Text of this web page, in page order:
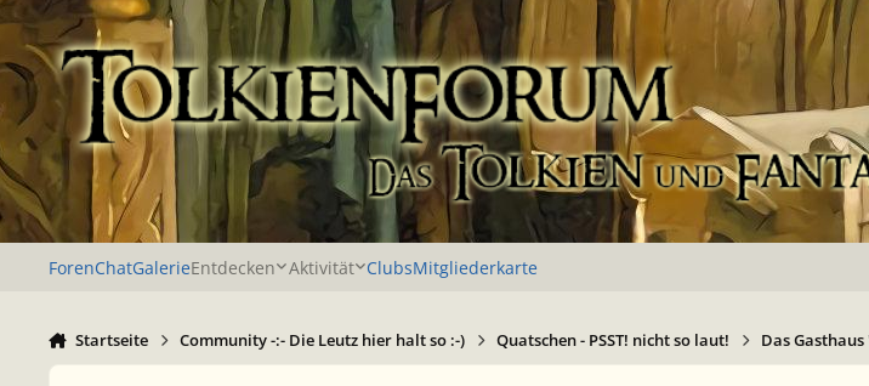
Zu Inhalt springen
ForenChatGalerieEntdecken Aktivität ClubsMitgliederkarte
Startseite Community -:- Die Leutz hier halt so :-) Quatschen - PSST! nicht so laut! Das